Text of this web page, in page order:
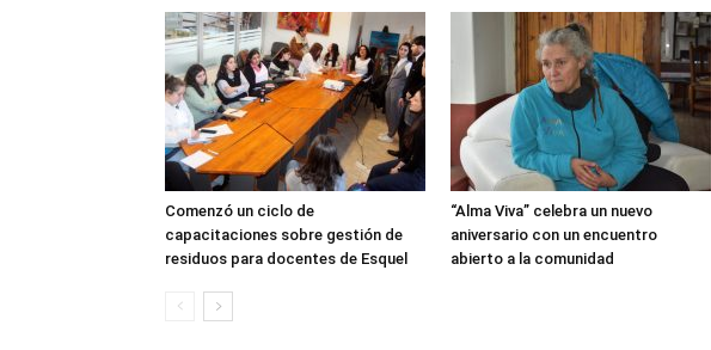
Comenzó un ciclo de
capacitaciones sobre gestión de
residuos para docentes de Esquel
“Alma Viva” celebra un nuevo
aniversario con un encuentro
abierto a la comunidad